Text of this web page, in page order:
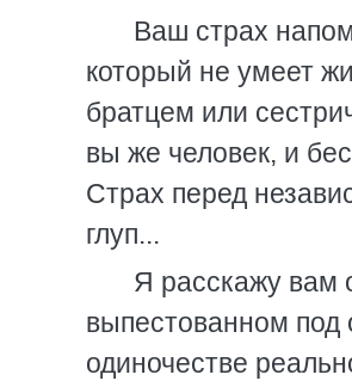
Ваш страх
который не умеет
братцем или
вы же человек, и
Страх перед
глуп...
Я расскажу вам
выпестованном под
одиночестве